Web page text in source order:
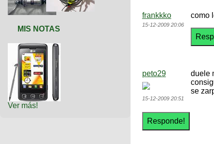
MIS NOTAS
Ver más!
frankkko
15-12-2009 20:06
como
peto29
15-12-2009 20:51
duele
se